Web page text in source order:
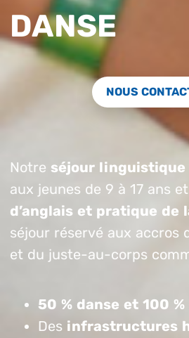
DANSE
NOUS
Notre séjour
aux jeunes de 9 à 17 ans
d’anglais et pratique de
séjour réservé aux accros
et du juste-au-corps
50 % danse et 100
Des infrastructures